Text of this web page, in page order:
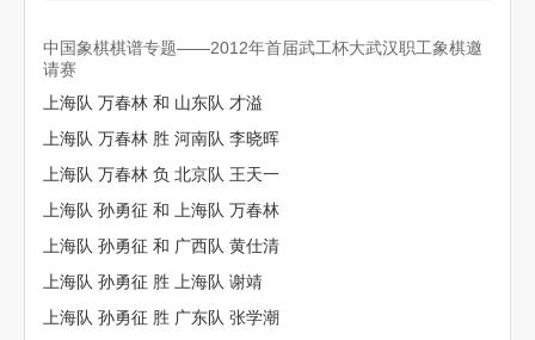
象棋棋谱
残局破解
象棋小游戏
中国象棋棋谱专题——2012年首届武工杯大武汉职工象棋邀
请赛
上海队 万春林 和 山东队 才溢
上海队 万春林 胜 河南队 李晓晖
上海队 万春林 负 北京队 王天一
上海队 孙勇征 和 上海队 万春林
上海队 孙勇征 和 广西队 黄仕清
上海队 孙勇征 胜 上海队 谢靖
上海队 孙勇征 胜 广东队 张学潮